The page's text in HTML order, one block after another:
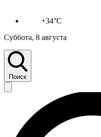
+34°C
Суббота, 8 августа
Поиск